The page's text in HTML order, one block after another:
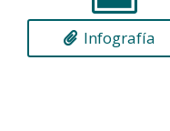
Infografía